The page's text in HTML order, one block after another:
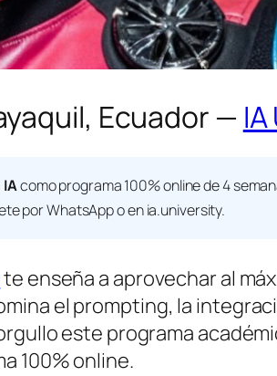
Ecuador —
como programa 100% online de 4
por WhatsApp o en ia.university.
te enseña a aprovechar al
el prompting, la
este programa
100% online.